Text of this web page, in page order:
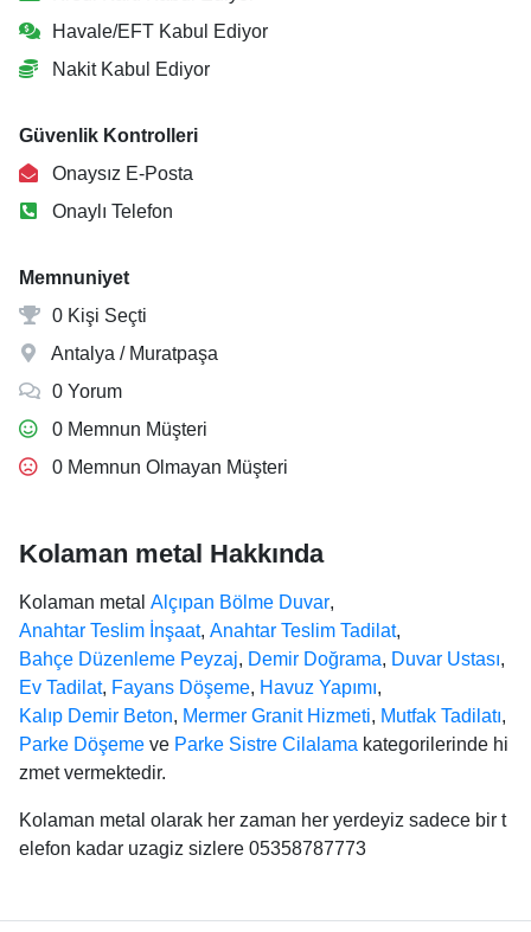
Havale/EFT Kabul Ediyor
Nakit Kabul Ediyor
Güvenlik Kontrolleri
Onaysız E-Posta
Onaylı Telefon
Memnuniyet
0 Kişi Seçti
Antalya / Muratpaşa
0 Yorum
0 Memnun Müşteri
0 Memnun Olmayan Müşteri
Kolaman metal Hakkında
Kolaman metal Alçıpan Bölme Duvar,
Anahtar Teslim İnşaat, Anahtar Teslim Tadilat,
Bahçe Düzenleme Peyzaj, Demir Doğrama, Duvar Ustası,
Ev Tadilat, Fayans Döşeme, Havuz Yapımı,
Kalıp Demir Beton, Mermer Granit Hizmeti, Mutfak Tadilatı,
Parke Döşeme ve Parke Sistre Cilalama kategorilerinde hi
zmet vermektedir.
Kolaman metal olarak her zaman her yerdeyiz sadece bir t
elefon kadar uzagiz sizlere 05358787773